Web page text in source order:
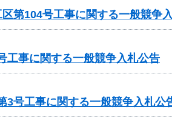
第104号工事に関する一般競争
事に関する一般競争入札公告
号工事に関する一般競争入札公